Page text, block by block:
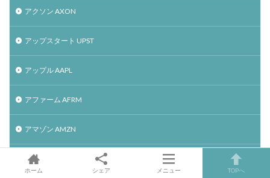
アクソン AXON
アップスタート UPST
アップル AAPL
アファーム AFRM
アマゾン AMZN
アルファベット GOOGL
ホーム シェア メニュー TOPへ